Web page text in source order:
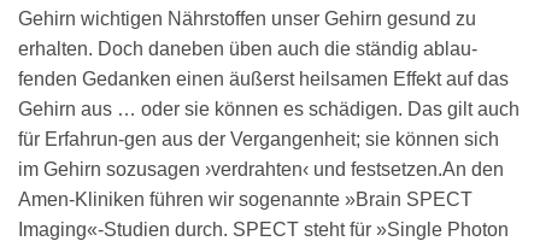
Gehirn wichtigen Nährstoffen unser Gehirn gesund zu
erhalten. Doch daneben üben auch die ständig ablau-
fenden Gedanken einen äußerst heilsamen Effekt auf das
Gehirn aus … oder sie können es schädigen. Das gilt auch
für Erfahrun-gen aus der Vergangenheit; sie können sich
im Gehirn sozusagen ›verdrahten‹ und festsetzen.An den
Amen-Kliniken führen wir sogenannte »Brain SPECT
Imaging«-Studien durch. SPECT steht für »Single Photon